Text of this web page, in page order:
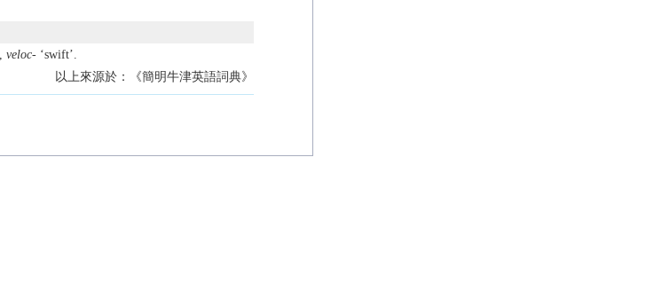
veloc-‘swift’.
以上來源於：《簡明牛津英語詞典》